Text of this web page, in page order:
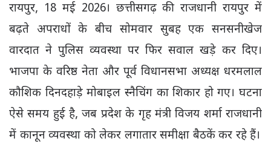
रायपुर, 18 मई 2026। छत्तीसगढ़ की राजधानी रायपुर में
बढ़ते अपराधों के बीच सोमवार सुबह एक सनसनीखेज
वारदात ने पुलिस व्यवस्था पर फिर सवाल खड़े कर दिए।
भाजपा के वरिष्ठ नेता और पूर्व विधानसभा अध्यक्ष धरमलाल
कौशिक दिनदहाड़े मोबाइल स्नैचिंग का शिकार हो गए। घटना
ऐसे समय हुई है, जब प्रदेश के गृह मंत्रीविजय शर्माराजधानी
में कानून व्यवस्था को लेकर लगातार समीक्षा बैठकें कर रहे हैं।